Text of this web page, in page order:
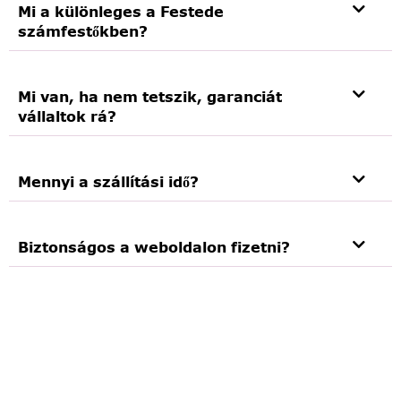
Mi a különleges a Festede
számfestőkben?
Mi van, ha nem tetszik, garanciát
vállaltok rá?
Mennyi a szállítási idő?
Biztonságos a weboldalon fizetni?